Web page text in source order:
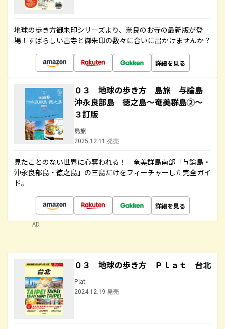
地球の歩き方御朱印シリーズより、奈良のお寺の最新版が登
場！すばらしい古寺と御朱印の数々に合いに出かけませんか？
詳細を見る
０３ 地球の歩き方 島旅 与論島
沖永良部島 徳之島～奄美群島②～
３訂版
島旅
2025.12.11 発売
見たことのない世界に心奪われる！ 奄美群島南部「与論島・
沖永良部島・徳之島」の三島だけをフィーチャーした完全ガイ
ド。
詳細を見る
AD
０３ 地球の歩き方 Ｐｌａｔ 台北
Plat
2024.12.19 発売